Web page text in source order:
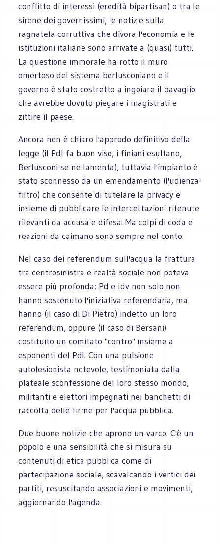
conflitto di interessi (eredità bipartisan) o tra le
sirene dei governissimi, le notizie sulla
ragnatela corruttiva che divora l'economia e le
istituzioni italiane sono arrivate a (quasi) tutti.
La questione immorale ha rotto il muro
omertoso del sistema berlusconiano e il
governo è stato costretto a ingoiare il bavaglio
che avrebbe dovuto piegare i magistrati e
zittire il paese.
Ancora non è chiaro l'approdo definitivo della
legge (il Pdl fa buon viso, i finiani esultano,
Berlusconi se ne lamenta), tuttavia l'impianto è
stato sconnesso da un emendamento (l'udienza-
filtro) che consente di tutelare la privacy e
insieme di pubblicare le intercettazioni ritenute
rilevanti da accusa e difesa. Ma colpi di coda e
reazioni da caimano sono sempre nel conto.
Nel caso dei referendum sull'acqua la frattura
tra centrosinistra e realtà sociale non poteva
essere più profonda: Pd e Idv non solo non
hanno sostenuto l'iniziativa referendaria, ma
hanno (il caso di Di Pietro) indetto un loro
referendum, oppure (il caso di Bersani)
costituito un comitato "contro" insieme a
esponenti del Pdl. Con una pulsione
autolesionista notevole, testimoniata dalla
plateale sconfessione del loro stesso mondo,
militanti e elettori impegnati nei banchetti di
raccolta delle firme per l'acqua pubblica.
Due buone notizie che aprono un varco. C'è un
popolo e una sensibilità che si misura su
contenuti di etica pubblica come di
partecipazione sociale, scavalcando i vertici dei
partiti, resuscitando associazioni e movimenti,
aggiornando l'agenda.